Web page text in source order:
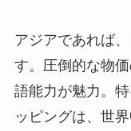
アジアであれば、
す。圧倒的な物
語能力が魅力。
ッピングは、世